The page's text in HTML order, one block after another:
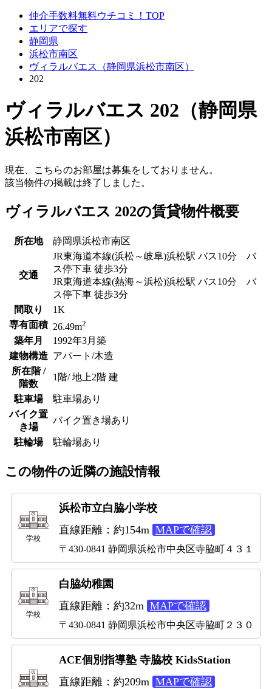
仲介手数料無料ウチコミ！TOP
エリアで探す
静岡県
浜松市南区
ヴィラルバエス（静岡県浜松市南区）
202
ヴィラルバエス 202（静岡県
浜松市南区）
現在、こちらのお部屋は募集をしておりません。
該当物件の掲載は終了しました。
ヴィラルバエス 202の賃貸物件概要
所在地 静岡県浜松市南区
交通
JR東海道本線(浜松～岐阜)浜松駅 バス10分 バ
ス停下車 徒歩3分
JR東海道本線(熱海～浜松)浜松駅 バス10分 バ
ス停下車 徒歩3分
間取り
1K
専有面積 26.49m2
築年月
1992年3月築
建物構造 アパート/木造
所在階 /
階数
1階/ 地上2階 建
駐車場
駐車場あり
バイク置
き場
バイク置き場あり
駐輪場 駐輪場あり
この物件の近隣の施設情報
学校
浜松市立白脇小学校
直線距離：約154m MAPで確認
〒430-0841 静岡県浜松市中央区寺脇町４３１
学校
白脇幼稚園
直線距離：約32m MAPで確認
〒430-0841 静岡県浜松市中央区寺脇町２３０
ACE個別指導塾 寺脇校 KidsStation
直線距離：約209m MAPで確認